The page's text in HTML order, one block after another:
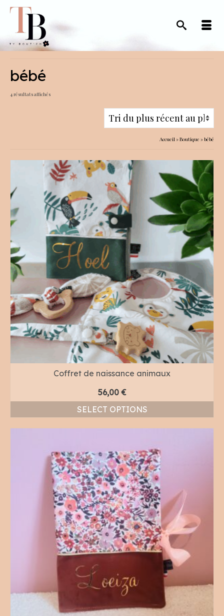
bébé
4 résultats affichésTrié
ancien
Accueil»Boutique »bébé
Coffret de naissance animaux
56,00 €
SELECT OPTIONS